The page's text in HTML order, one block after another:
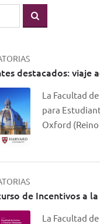
destacados: viaje
La Facultad
para
Oxford
de Incentivos a
La Facultad